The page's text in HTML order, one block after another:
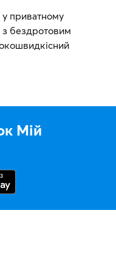
приватному
з бездротовим
Мій